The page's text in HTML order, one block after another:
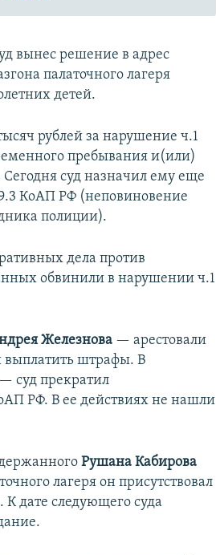
вынес решение в адрес
палаточного лагеря
детей.
рублей за нарушение ч.1
пребывания и(или)
суд назначил ему еще
КоАП РФ (неповиновение
полиции).
дела против
обвинили в нарушении ч.1
Железнова — арестовали
выплатить штрафы. В
— суд прекратил
РФ. В ее действиях не нашли
Рушана Кабирова
лагеря он присутствовал
К дате следующего суда